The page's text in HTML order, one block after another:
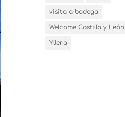
visita a bodega
Welcome Castilla y León
Yllera